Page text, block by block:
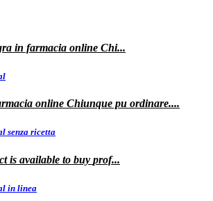
in farmacia online Chi...
online Chiunque pu ordinare....
senza ricetta
is available to buy prof...
in linea